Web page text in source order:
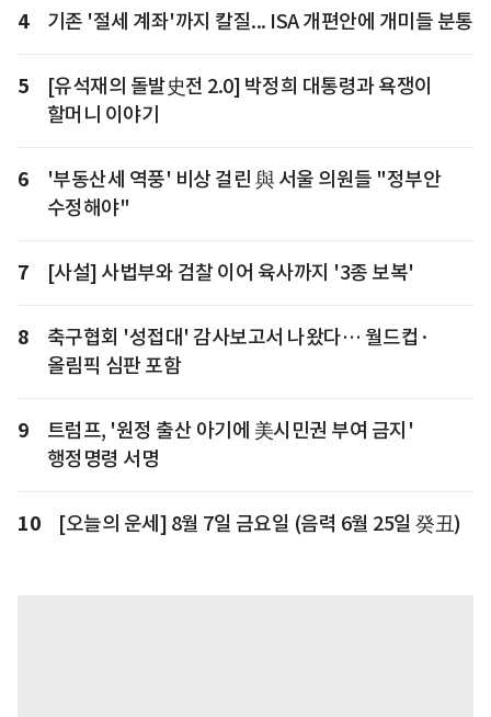
4 기존 '절세 계좌'까지 칼질... ISA 개편안에 개미들 분통
5
[유석재의 돌발史전 2.0] 박정희 대통령과 욕쟁이
할머니 이야기
6
'부동산세 역풍' 비상 걸린 與 서울 의원들 "정부안
수정해야"
7 [사설] 사법부와 검찰 이어 육사까지 '3종 보복'
8
축구협회 '성접대' 감사보고서 나왔다… 월드컵·
올림픽 심판 포함
9
트럼프, '원정 출산 아기에 美시민권 부여 금지'
행정명령 서명
10 [오늘의 운세] 8월 7일 금요일 (음력 6월 25일 癸丑)